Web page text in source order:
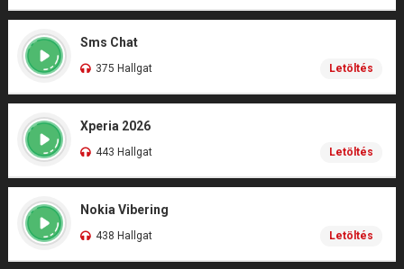
Sms Chat
375 Hallgat Letöltés
Xperia 2026
443 Hallgat Letöltés
Nokia Vibering
438 Hallgat Letöltés